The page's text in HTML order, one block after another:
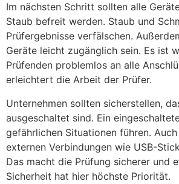
Im nächsten Schritt sollten alle
Staub befreit werden. Staub und
Prüfergebnisse verfälschen.
Geräte leicht zugänglich sein. Es ist
Prüfenden problemlos an alle
erleichtert die Arbeit der Prüfer.
Unternehmen sollten sicherstellen,
ausgeschaltet sind. Ein
gefährlichen Situationen führen.
externen Verbindungen wie USB-
Das macht die Prüfung sicherer und
Sicherheit hat hier höchste Priorität.